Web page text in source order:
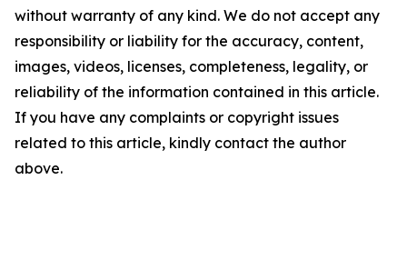
without warranty of any kind. We do not accept any
responsibility or liability for the accuracy, content,
images, videos, licenses, completeness, legality, or
reliability of the information contained in this article.
If you have any complaints or copyright issues
related to this article, kindly contact the author
above.